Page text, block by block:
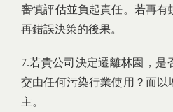
審慎評估並負起責任。若再有
再錯誤決策的後果。
7.若貴公司決定遷離林園，是
交由任何污染行業使用？而以
主。